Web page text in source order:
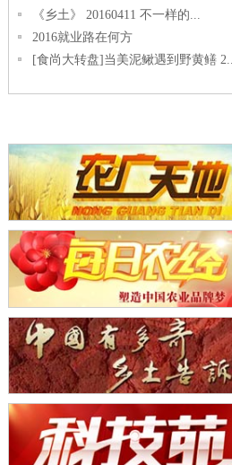
《乡土》 20160411 不一样的...
2016就业路在何方
[食尚大转盘]当美泥鳅遇到野黄鳝 2...